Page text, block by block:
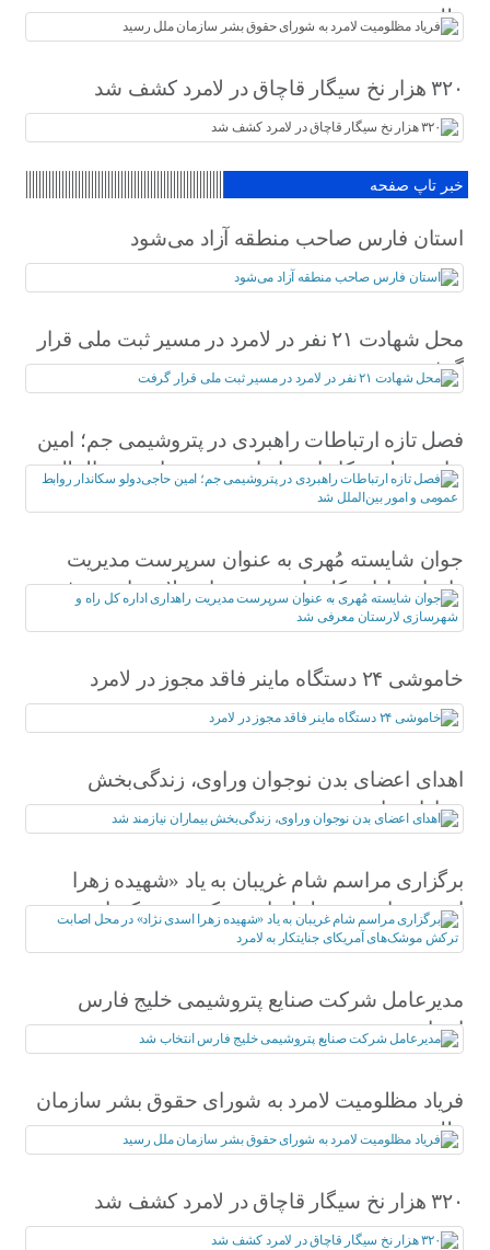
ملل رسید
۳۲۰ هزار نخ سیگار قاچاق در لامرد کشف شد
خبر تاپ صفحه
استان فارس صاحب منطقه آزاد می‌شود
محل شهادت ۲۱ نفر در لامرد در مسیر ثبت ملی قرار
گرفت
فصل تازه ارتباطات راهبردی در پتروشیمی جم؛ امین
حاجی‌دولو سکاندار روابط عمومی و امور بین‌الملل
شد
جوان شایسته مُهری به عنوان سرپرست مدیریت
راهداری اداره کل راه و شهرسازی لارستان معرفی
شد
خاموشی ۲۴ دستگاه ماینر فاقد مجوز در لامرد
اهدای اعضای بدن نوجوان وراوی، زندگی‌بخش
بیماران نیازمند شد
برگزاری مراسم شام غریبان به یاد «شهیده زهرا
اسدی نژاد» در محل اصابت ترکش موشک‌های
آمریکای جنایتکار به لامرد
مدیرعامل شرکت صنایع پتروشیمی خلیج فارس
انتخاب شد
فریاد مظلومیت لامرد به شورای حقوق بشر سازمان
ملل رسید
۳۲۰ هزار نخ سیگار قاچاق در لامرد کشف شد